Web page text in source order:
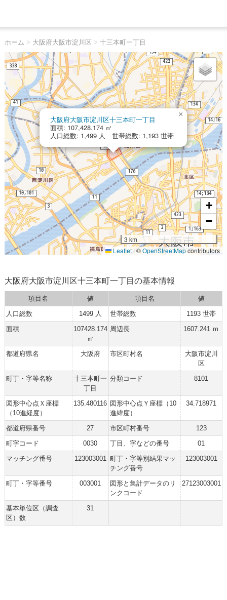
ホーム > 大阪府大阪市淀川区 > 十三本町一丁目
大阪府大阪市淀川区十三本町一丁目
面積: 107,428.174 ㎡
人口総数: 1,499 人 世帯総数: 1,193 世帯
×
+
−
3 km
Leaflet | ©OpenStreetMapcontributors
大阪府大阪市淀川区十三本町一丁目の基本情報
項目名 値 項目名
値
人口総数
1499 人 世帯総数
1193 世帯
面積
107428.174
㎡
周辺長 1607.241 ｍ
都道府県名 大阪府 市区町村名
大阪市淀川
区
町丁・字等名称
十三本町一
丁目
分類コード 8101
図形中心点Ｘ座標
（10進経度）
135.480116 図形中心点Ｙ座標（10
進緯度）
34.718971
都道府県番号 27 市区町村番号
123
町字コード
0030 丁目、字などの番号
01
マッチング番号
123003001 町丁・字等別結果マッ
チング番号
123003001
町丁・字等番号 003001
図形と集計データのリ
ンクコード
27123003001
基本単位区（調査
区）数
31